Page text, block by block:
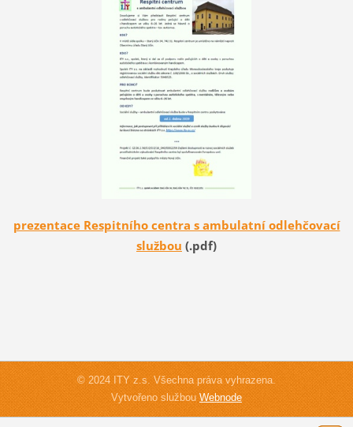
prezentace Respitního centra s ambulatní odlehčovací
službou (.pdf)
© 2024 ITY z.s. Všechna práva vyhrazena.
Vytvořeno službouWebnode